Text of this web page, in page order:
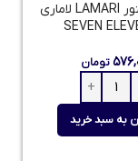
گلس مانیتور LAMARI لاماری
تومان
به سبد خرید